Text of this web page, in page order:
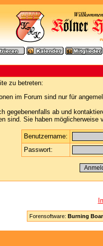
zu betreten:
im Forum sind nur für
gegebenenfalls ab und
sind. Sie haben möglicherweise
Benutzername:
Passwort:
Forensoftware: Burning